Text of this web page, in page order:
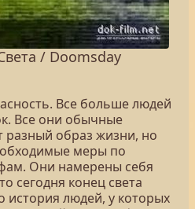
/ Doomsday
Все больше людей
Все они обычные
разный образ жизни, но
меры по
Они намерены себя
сегодня конец света
история людей, у которых